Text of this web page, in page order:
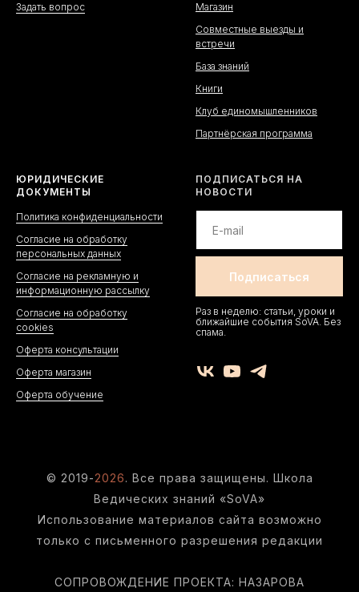
Задать вопрос
Магазин
Совместные выезды и
встречи
База знаний
Книги
Клуб единомышленников
Партнёрская программа
ЮРИДИЧЕСКИЕ
ДОКУМЕНТЫ
Политика конфиденциальности
Согласие на обработку
персональных данных
Согласие на рекламную и
информационную рассылку
Согласие на обработку
cookies
Оферта консультации
Оферта магазин
Оферта обучение
ПОДПИСАТЬСЯ НА
НОВОСТИ
Раз в неделю: статьи, уроки и
ближайшие события SoVA. Без
спама.
© 2019-2026. Все права защищены. Школа
Ведических знаний «SoVA»
Использование материалов сайта возможно
только с письменного разрешения редакции
СОПРОВОЖДЕНИЕ ПРОЕКТА: НАЗАРОВА